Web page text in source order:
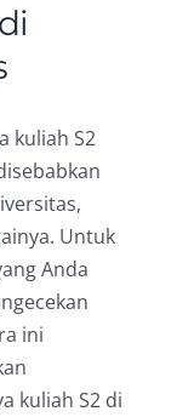
kuliah S2
Untuk
Anda
ini
kuliah S2 di